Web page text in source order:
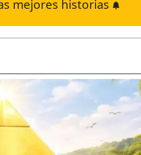
mejores historias